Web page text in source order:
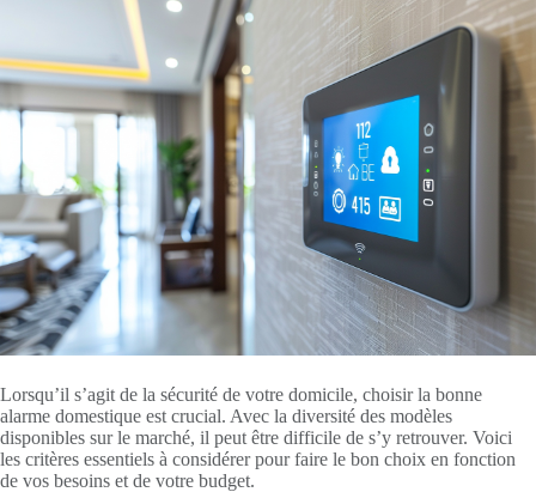
Lorsqu’il s’agit de la sécurité de votre domicile, choisir la bonne
alarme domestique est crucial. Avec la diversité des modèles
disponibles sur le marché, il peut être difficile de s’y retrouver. Voici
les critères essentiels à considérer pour faire le bon choix en fonction
de vos besoins et de votre budget.